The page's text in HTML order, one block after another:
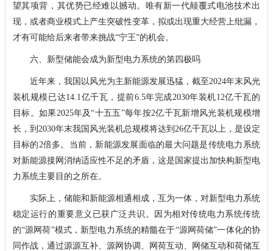
望其项背，其优势已经难以撼动。唯有新一代颠覆式电池技术出
现，或者商业模式上产生突破性变革，拟或出现重大经营上纰漏，
才有可能给后来者带来挑战“宁王”的机会。
六、新型储能会成为新型电力系统的第四极吗
近年来，我国以风光为主新能源发展迅猛，截至2024年末风光
装机规模已达14.1亿千瓦，提前6.5年完成2030年装机12亿千瓦的
目标。如果2025年及“十五五”每年按2亿千瓦新增风光装机规模增
长，到2030年末我国风光装机总规模将达到26亿千瓦以上，是设定
目标的2倍多。当前，新能源发展面临的最大问题是传统电力系统
对新能源接网消纳适应性不足的矛盾，这是国家提出加快构新型电
力系统主要目的之所在。
实际上，储能和新能源相通相成，互为一体，对新型电力系统
稳定运行的重要意义已获广泛共识。因为相对传统电力系统传统
的“源网荷”模式，新型电力系统的精髓在于“源网荷储”一体化的协
同作战，通过源源互补、源网协调、网荷互动、网储互动和荷储互